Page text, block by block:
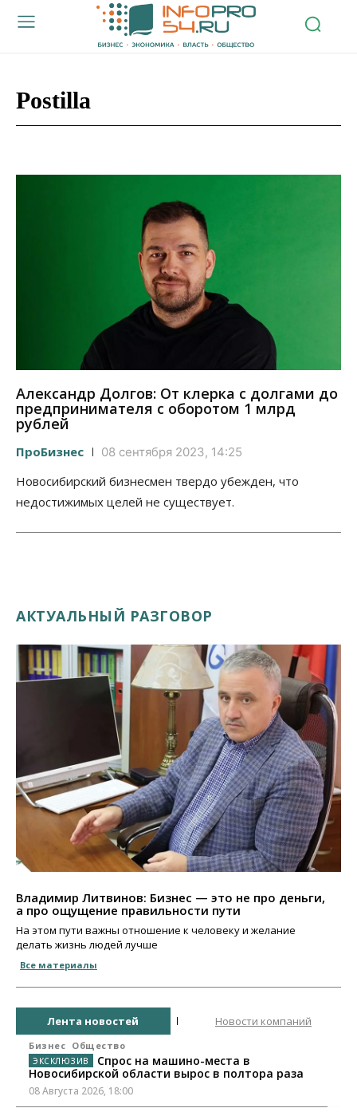
Postilla
Александр Долгов: От клерка с долгами до
предпринимателя с оборотом 1 млрд
рублей
ПроБизнес 08 сентября 2023, 14:25
Новосибирский бизнесмен твердо убежден, что
недостижимых целей не существует.
АКТУАЛЬНЫЙ РАЗГОВОР
Владимир Литвинов: Бизнес — это не про деньги,
а про ощущение правильности пути
На этом пути важны отношение к человеку и желание
делать жизнь людей лучше
Все материалы
Лента новостей Новости компаний
Бизнес Общество
Спрос на машино-места в
Новосибирской области вырос в полтора раза
08 Августа 2026, 18:00